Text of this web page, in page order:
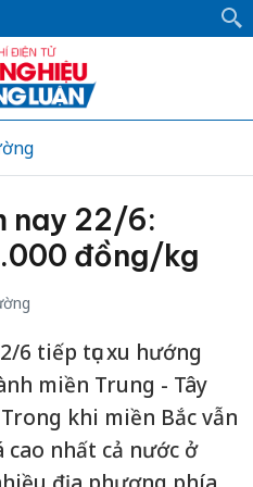
nay 22/6:
đồng/kg
6 tiếp tục xu hướng
miền Trung - Tây
khi miền Bắc vẫn
nhất cả nước ở